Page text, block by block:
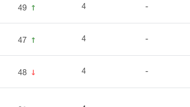
49 ↑ 4 -
47 ↑ 4 -
48 ↓ 4 -